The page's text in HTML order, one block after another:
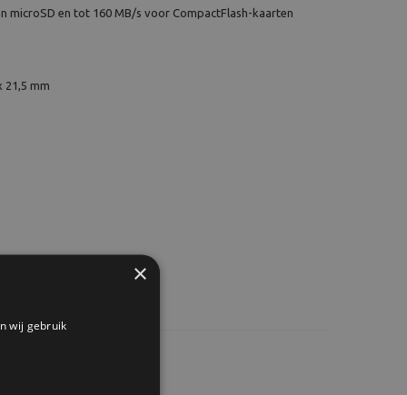
microSD en tot 160 MB/s voor CompactFlash-kaarten
21,5 mm
×
wij gebruik